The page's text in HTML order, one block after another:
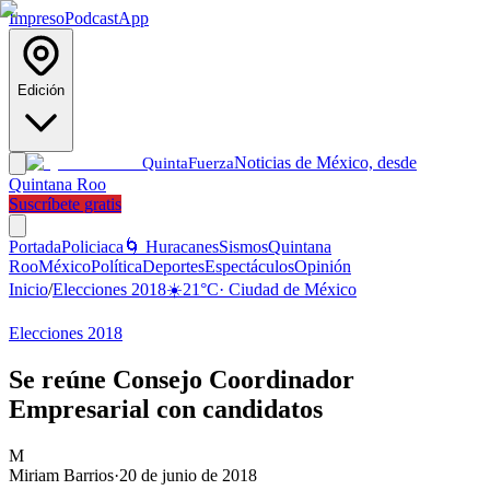
ImpresoPodcastApp
Edición
QuintaFuerzaNoticias de México, desde
Quintana Roo
Suscríbete gratis
PortadaPoliciaca 🌀 HuracanesSismosQuintana
RooMéxicoPolíticaDeportesEspectáculosOpinión
Inicio/Elecciones 2018☀️21°C· Ciudad de México
Elecciones 2018
Se reúne Consejo Coordinador
Empresarial con candidatos
M
Miriam Barrios·20 de junio de 2018